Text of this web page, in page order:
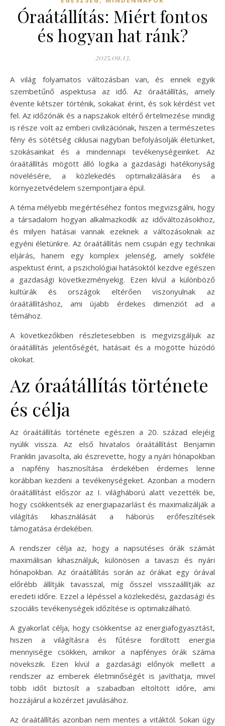
Óraátállítás: Miért fontos
és hogyan hat ránk?
2025.09.13.
A világ folyamatos változásban van, és ennek egyik
szembetűnő aspektusa az idő. Az óraátállítás, amely
évente kétszer történik, sokakat érint, és sok kérdést vet
fel. Az időzónák és a napszakok eltérő értelmezése mindig
is része volt az emberi civilizációnak, hiszen a természetes
fény és sötétség ciklusai nagyban befolyásolják életünket,
szokásainkat és a mindennapi tevékenységeinket. Az
óraátállítás mögött álló logika a gazdasági hatékonyság
növelésére, a közlekedés optimalizálására és a
környezetvédelem szempontjaira épül.
A téma mélyebb megértéséhez fontos megvizsgálni, hogy
a társadalom hogyan alkalmazkodik az időváltozásokhoz,
és milyen hatásai vannak ezeknek a változásoknak az
egyéni életünkre. Az óraátállítás nem csupán egy technikai
eljárás, hanem egy komplex jelenség, amely sokféle
aspektust érint, a pszichológiai hatásoktól kezdve egészen
a gazdasági következményekig. Ezen kívül a különböző
kultúrák és országok eltérően viszonyulnak az
óraátállításhoz, ami újabb érdekes dimenziót ad a
témához.
A következőkben részletesebben is megvizsgáljuk az
óraátállítás jelentőségét, hatásait és a mögötte húzódó
okokat.
Az óraátállítás története
és célja
Az óraátállítás története egészen a 20. század elejéig
nyúlik vissza. Az első hivatalos óraátállítást Benjamin
Franklin javasolta, aki észrevette, hogy a nyári hónapokban
a napfény hasznosítása érdekében érdemes lenne
korábban kezdeni a tevékenységeket. Azonban a modern
óraátállítást először az I. világháború alatt vezették be,
hogy csökkentsék az energiapazarlást és maximalizálják a
világítás kihasználását a háborús erőfeszítések
támogatása érdekében.
A rendszer célja az, hogy a napsütéses órák számát
maximálisan kihasználjuk, különösen a tavaszi és nyári
hónapokban. Az óraátállítás során az órákat egy órával
előrébb állítják tavasszal, míg ősszel visszaállítják az
eredeti időre. Ezzel a lépéssel a közlekedési, gazdasági és
szociális tevékenységek időzítése is optimalizálható.
A gyakorlat célja, hogy csökkentse az energiafogyasztást,
hiszen a világításra és fűtésre fordított energia
mennyisége csökken, amikor a napfényes órák száma
növekszik. Ezen kívül a gazdasági előnyök mellett a
rendszer az emberek életminőségét is javíthatja, mivel
több időt biztosít a szabadban eltöltött időre, ami
hozzájárul a közérzet javulásához.
Az óraátállítás azonban nem mentes a vitáktól. Sokan úgy